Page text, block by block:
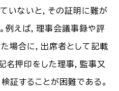
いないと，その証明に難が
例えば，理事会議事録や評
場合に，出席者として記載
名押印をした理事，監事又
証することが困難である。